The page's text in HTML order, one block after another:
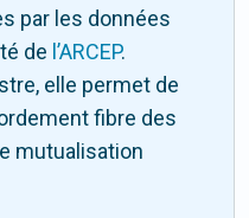
par les données
de l’ARCEP.
elle permet de
fibre des
mutualisation